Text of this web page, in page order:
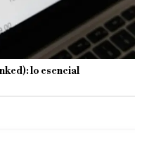
lo esencial